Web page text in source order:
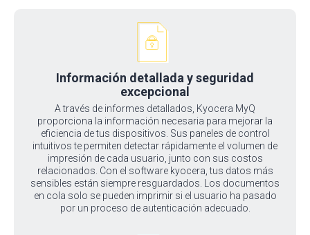
Información detallada y seguridad
excepcional
A través de informes detallados, Kyocera MyQ
proporciona la información necesaria para mejorar la
eficiencia de tus dispositivos. Sus paneles de control
intuitivos te permiten detectar rápidamente el volumen de
impresión de cada usuario, junto con sus costos
relacionados. Con el software kyocera, tus datos más
sensibles están siempre resguardados. Los documentos
en cola solo se pueden imprimir si el usuario ha pasado
por un proceso de autenticación adecuado.